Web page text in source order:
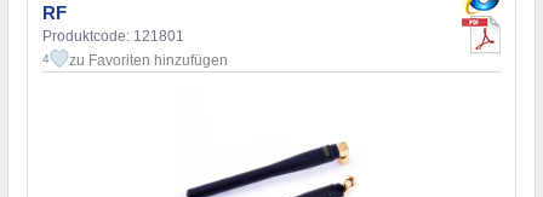
RF
Produktcode: 121801
4 zu Favoriten hinzufügen